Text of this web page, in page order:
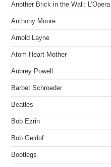
Another Brick in the Wall: L’Opera
Anthony Moore
Arnold Layne
Atom Heart Mother
Aubrey Powell
Barbet Schroeder
Beatles
Bob Ezrin
Bob Geldof
Bootlegs